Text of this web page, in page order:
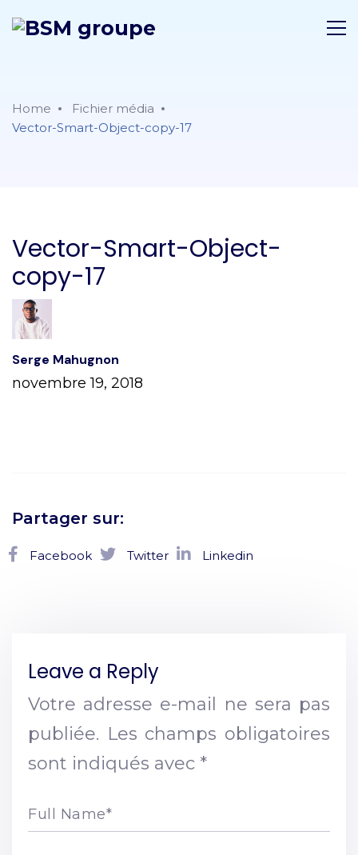
Home
Fichier média
Vector-Smart-Object-copy-17
Vector-Smart-Object-
copy-17
Serge Mahugnon
novembre 19, 2018
Partager sur:
Facebook Twitter Linkedin
Leave a Reply
Votre adresse e-mail ne sera pas
publiée. Les champs obligatoires
sont indiqués avec *
Full Name*